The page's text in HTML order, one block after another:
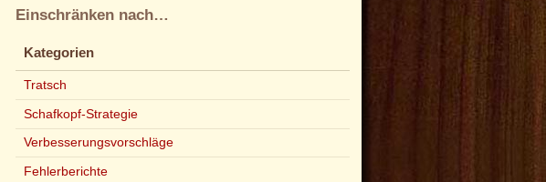
Einschränken nach…
Kategorien
Tratsch
Schafkopf-Strategie
Verbesserungsvorschläge
Fehlerberichte